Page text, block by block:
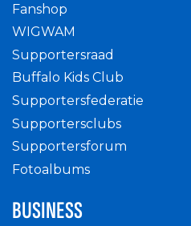
Fanshop
WIGWAM
Supportersraad
Buffalo Kids Club
Supportersfederatie
Supportersclubs
Supportersforum
Fotoalbums
BUSINESS